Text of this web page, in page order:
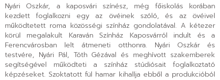
Nyári Oszkár, a kaposvári színész, még főiskolás korában
kezdett foglalkozni egy az övéinek szóló, és az övéivel
működtetett roma közösségi színház gondolatával. A kétezer
körül megalakult Karaván Színház Kaposvárról indult és a
Ferencvárosban lelt átmeneti otthonra. Nyári Oszkár és
testvére, Nyári Pál, Tóth Gézával és meghívott szakemberek
segítségével működteti a színház stúdiósait foglalkoztató
képzéseket. Szoktatott fül hamar kihallja ebből a produkcióból